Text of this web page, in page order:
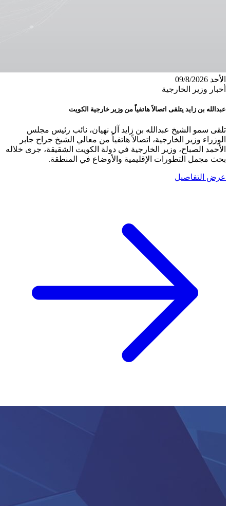
الأحد 09/8/2026
أخبار وزير الخارجية
عبدالله بن زايد يتلقى اتصالاً هاتفياً من وزير خارجية الكويت
تلقى سمو الشيخ عبدالله بن زايد آل نهيان، نائب رئيس مجلس
الوزراء وزير الخارجية، اتصالاً هاتفياً من معالي الشيخ جراح جابر
الأحمد الصباح، وزير الخارجية في دولة الكويت الشقيقة، جرى خلاله
بحث مجمل التطورات الإقليمية والأوضاع في المنطقة.
عرض التفاصيل